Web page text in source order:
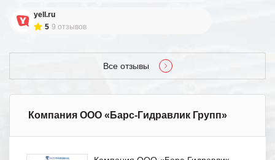
yell.ru
5 9 отзывов
Все отзывы
Компания ООО «Барс-Гидравлик Групп»